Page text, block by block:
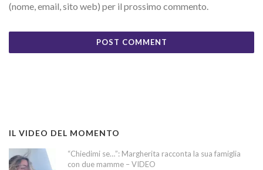
(nome, email, sito web) per il prossimo commento.
IL VIDEO DEL MOMENTO
“Chiedimi se…”: Margherita racconta la sua famiglia
con due mamme – VIDEO